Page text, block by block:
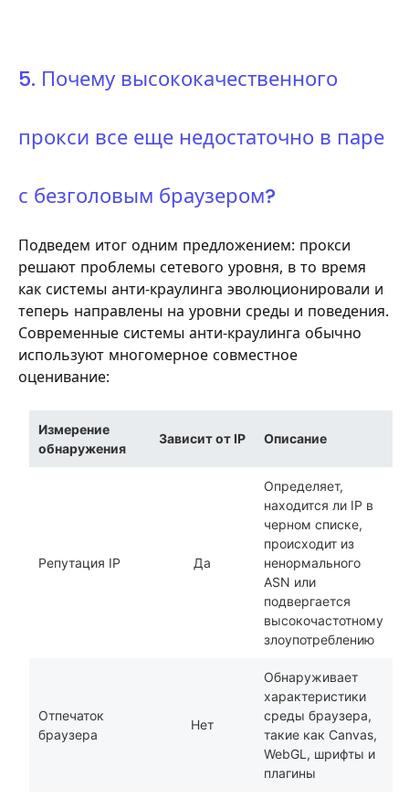
5. Почему высококачественного
прокси все еще недостаточно в паре
с безголовым браузером?
Подведем итог одним предложением: прокси
решают проблемы сетевого уровня, в то время
как системы анти-краулинга эволюционировали и
теперь направлены на уровни среды и поведения.
Современные системы анти-краулинга обычно
используют многомерное совместное
оценивание:
Измерение
обнаружения
Зависит от IP Описание
Репутация IP Да
Определяет,
находится ли IP в
черном списке,
происходит из
ненормального
ASN или
подвергается
высокочастотному
злоупотреблению
Отпечаток
браузера
Нет
Обнаруживает
характеристики
среды браузера,
такие как Canvas,
WebGL, шрифты и
плагины